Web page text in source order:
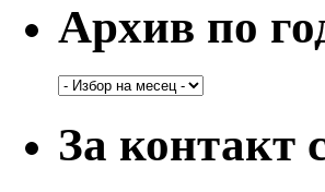
Архив по
Архив
и
месеци
За контакт